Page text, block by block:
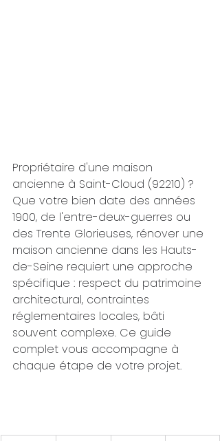
Propriétaire d'une maison
ancienne à Saint-Cloud (92210) ?
Que votre bien date des années
1900, de l'entre-deux-guerres ou
des Trente Glorieuses, rénover une
maison ancienne dans les Hauts-
de-Seine requiert une approche
spécifique : respect du patrimoine
architectural, contraintes
réglementaires locales, bâti
souvent complexe. Ce guide
complet vous accompagne à
chaque étape de votre projet.